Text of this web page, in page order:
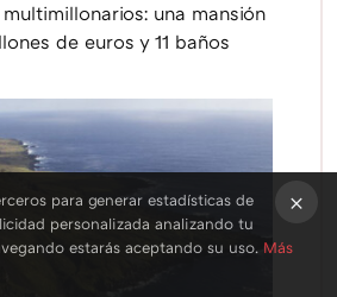
una mansión
de euros y 11 baños
para generar estadísticas de
personalizada analizando tu
estarás aceptando su uso. Más